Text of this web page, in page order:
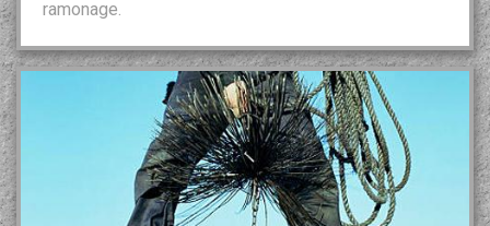
ramonage.